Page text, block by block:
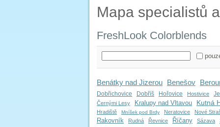
Mapa specialistů
FreshLook Colorblends
Benátky nad Jizerou Benešov
Dobřichovice
Dobříš Hořovice Hostivice
Černými Lesy
Kralupy nad Vltavou Kutná
Hradiště
Mníšek pod Brdy Neratovice Nové
Rakovník Rudná Řevnice Říčany Sázava